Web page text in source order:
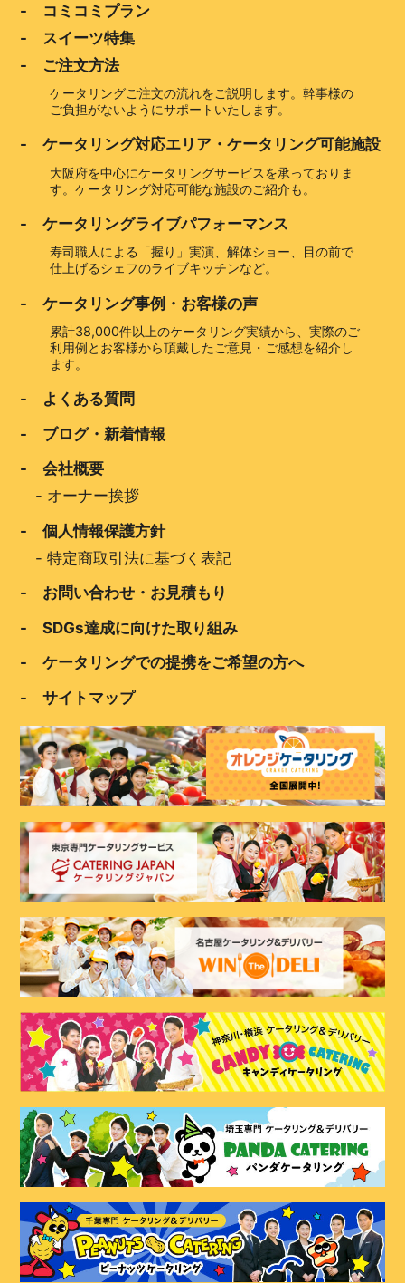
- コミコミプラン
- スイーツ特集
- ご注文方法
ケータリングご注文の流れをご説明します。幹事様の
ご負担がないようにサポートいたします。
- ケータリング対応エリア・ケータリング可能施設
大阪府を中心にケータリングサービスを承っておりま
す。ケータリング対応可能な施設のご紹介も。
- ケータリングライブパフォーマンス
寿司職人による「握り」実演、解体ショー、目の前で
仕上げるシェフのライブキッチンなど。
- ケータリング事例・お客様の声
累計38,000件以上のケータリング実績から、実際のご
利用例とお客様から頂戴したご意見・ご感想を紹介し
ます。
- よくある質問
- ブログ・新着情報
- 会社概要
- オーナー挨拶
- 個人情報保護方針
-特定商取引法に基づく表記
- お問い合わせ・お見積もり
- SDGs達成に向けた取り組み
- ケータリングでの提携をご希望の方へ
- サイトマップ